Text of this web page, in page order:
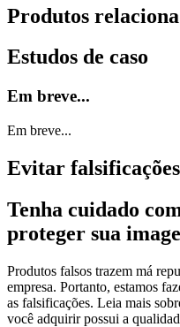
Produtos
Estudos de caso
Em breve...
Em breve...
Evitar falsificações
Tenha cuidado
proteger sua
Produtos falsos trazem má
empresa. Portanto, estamos
as falsificações. Leia mais
você adquirir possui a